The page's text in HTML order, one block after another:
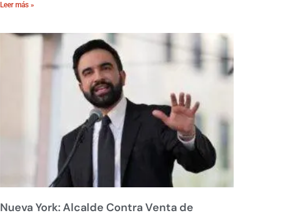
Leer más »
Nueva York: Alcalde Contra Venta de